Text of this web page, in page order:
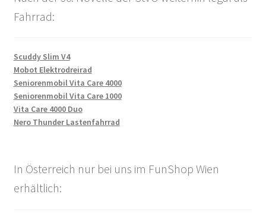
Fahrrad:
Scuddy Slim V4
Mobot Elektrodreirad
Seniorenmobil Vita Care 4000
Seniorenmobil Vita Care 1000
Vita Care 4000 Duo
Nero Thunder Lastenfahrrad
In Österreich nur bei uns im FunShop Wien
erhältlich: